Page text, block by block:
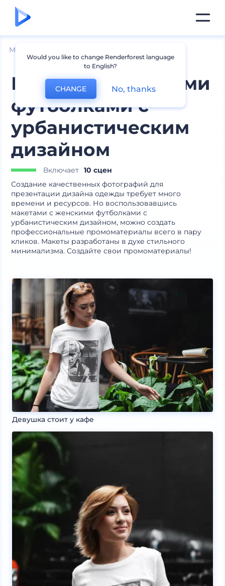
Мокапы
Макеты с женскими
футболками с
урбанистическим
дизайном
Включает 10 сцен
Создание качественных фотографий для
презентации дизайна одежды требует много
времени и ресурсов. Но воспользовавшись
макетами с женскими футболками с
урбанистическим дизайном, можно создать
профессиональные промоматериалы всего в пару
кликов. Макеты разработаны в духе стильного
минимализма. Создайте свои промоматериалы!
Девушка стоит у кафе
Would you like to change Renderforest language
to English?
CHANGE No, thanks